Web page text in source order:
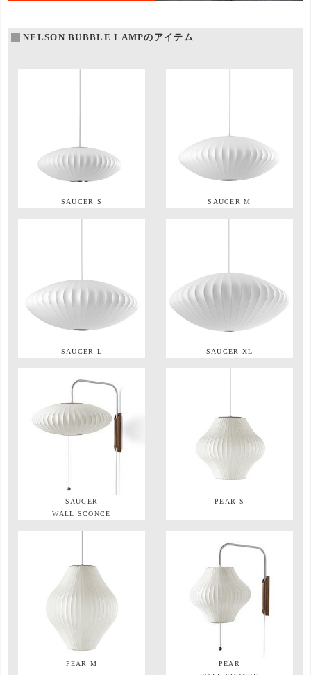
NELSON BUBBLE LAMPのアイテム
SAUCER S SAUCER M
SAUCER L SAUCER XL
SAUCER
WALL SCONCE
PEAR S
PEAR M
PEAR